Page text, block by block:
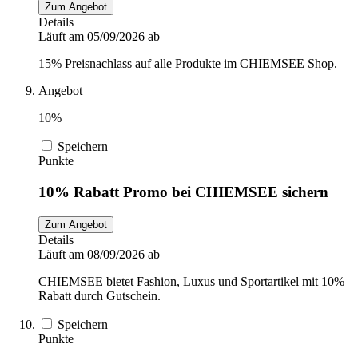
Zum Angebot
Details
Läuft am 05/09/2026 ab
15% Preisnachlass auf alle Produkte im CHIEMSEE Shop.
Angebot
10%
Speichern
Punkte
10% Rabatt Promo bei CHIEMSEE sichern
Zum Angebot
Details
Läuft am 08/09/2026 ab
CHIEMSEE bietet Fashion, Luxus und Sportartikel mit 10%
Rabatt durch Gutschein.
Speichern
Punkte